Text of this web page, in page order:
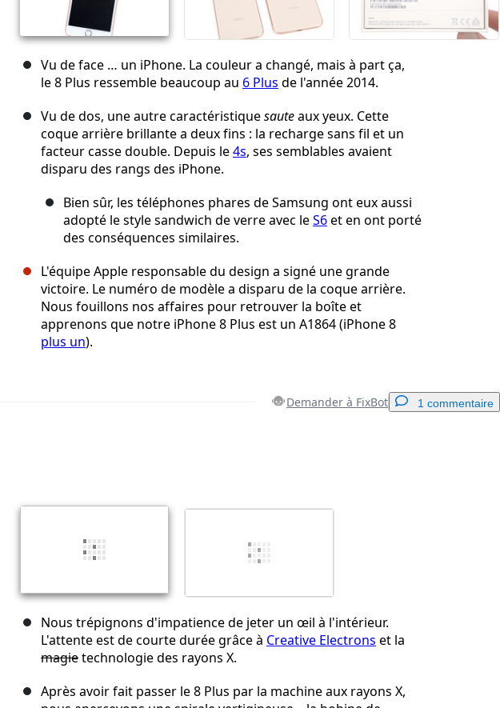
Vu de face … un iPhone. La couleur a changé, mais à part ça,
le 8 Plus ressemble beaucoup au 6 Plus de l'année 2014.
Vu de dos, une autre caractéristiquesauteaux yeux. Cette
coque arrière brillante a deux fins : la recharge sans fil et un
facteur casse double. Depuis le4s, ses semblables avaient
disparu des rangs des iPhone.
Bien sûr, les téléphones phares de Samsung ont eux aussi
adopté le style sandwich de verre avec leS6et en ont porté
des conséquences similaires.
L'équipe Apple responsable du design a signé une grande
victoire. Le numéro de modèle a disparu de la coque arrière.
Nous fouillons nos affaires pour retrouver la boîte et
apprenons que notre iPhone 8 Plus est un A1864 (iPhone 8
plus un).
Demander à FixBot 1 commentaire
Nous trépignons d'impatience de jeter un œil à l'intérieur.
L'attente est de courte durée grâce à Creative Electrons et la
magietechnologie des rayons X.
Après avoir fait passer le 8 Plus par la machine aux rayons X,